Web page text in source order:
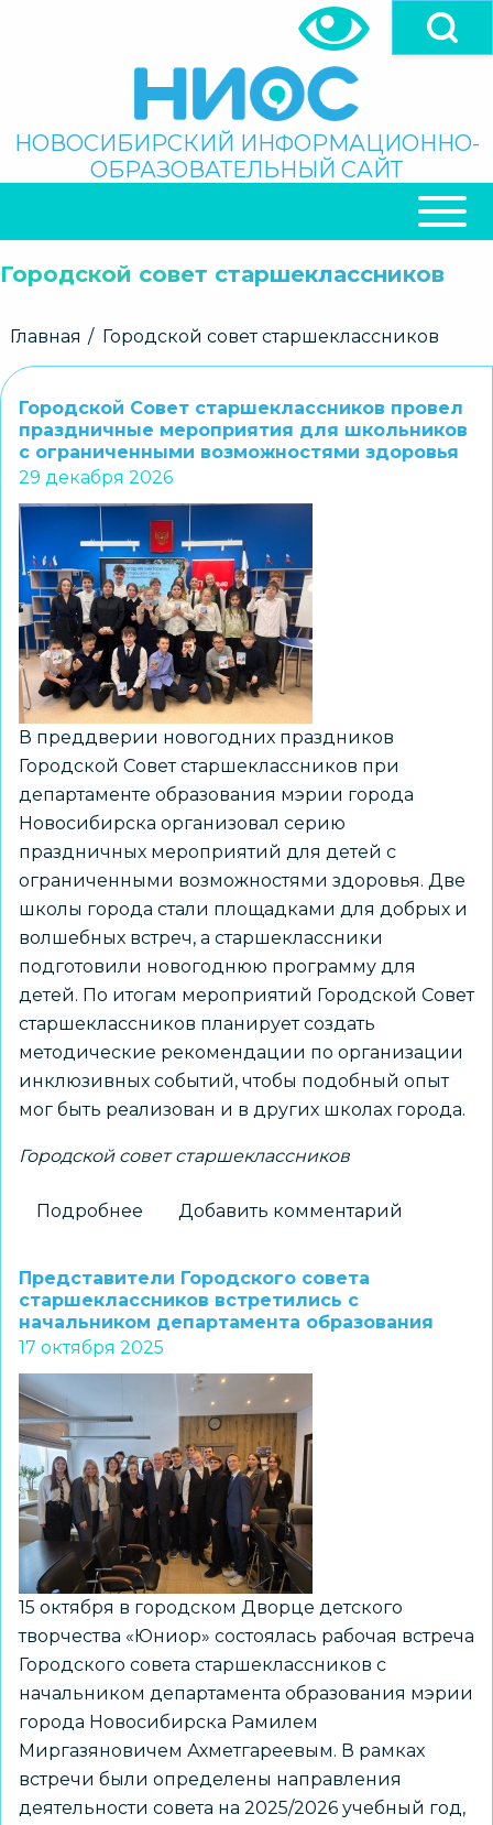
Поиск
НОВОСИБИРСКИЙ ИНФОРМАЦИОННО-
ОБРАЗОВАТЕЛЬНЫЙ САЙТ
НАВИГАЦИЯ
Городской совет старшеклассников
Строка
Главная Городской совет старшеклассников
Городской Совет старшеклассников провел
праздничные мероприятия для школьников
с ограниченными возможностями здоровья
29 декабря 2026
В преддверии новогодних праздников
Городской Совет старшеклассников при
департаменте образования мэрии города
Новосибирска организовал серию
праздничных мероприятий для детей с
ограниченными возможностями здоровья. Две
школы города стали площадками для добрых и
волшебных встреч, а старшеклассники
подготовили новогоднюю программу для
детей. По итогам мероприятий Городской Совет
старшеклассников планирует создать
методические рекомендации по организации
инклюзивных событий, чтобы подобный опыт
мог быть реализован и в других школах города.
Городской совет старшеклассников
Подробнее
Совет
старшеклассников
провел
праздничные
мероприятия
школьников
с
ограниченными
возможностями
здоровья
Добавить комментарий
Представители Городского совета
старшеклассников встретились с
начальником департамента образования
17 октября 2025
15 октября в городском Дворце детского
творчества «Юниор» состоялась рабочая встреча
Городского совета старшеклассников с
начальником департамента образования мэрии
города Новосибирска Рамилем
Миргазяновичем Ахметгареевым. В рамках
встречи были определены направления
деятельности совета на 2025/2026 учебный год,